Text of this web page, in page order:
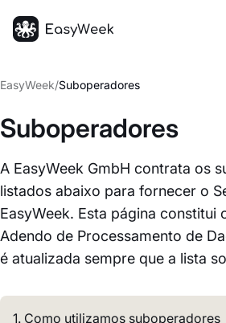
EasyWeek/Suboperadores
Suboperadores
A EasyWeek GmbH contrata os
listados abaixo para fornecer o
EasyWeek. Esta página constitui
Adendo de Processamento de
é atualizada sempre que a lista
1. Como utilizamos suboperadores